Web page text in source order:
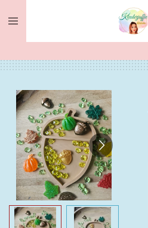
direct
hoofdinhoud